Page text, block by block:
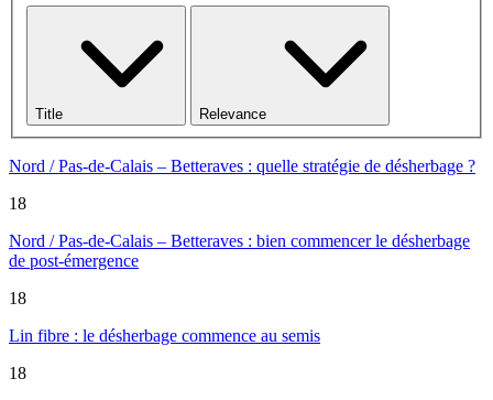
Title Relevance
Nord / Pas-de-Calais – Betteraves : quelle stratégie de désherbage ?
18
Nord / Pas-de-Calais – Betteraves : bien commencer le désherbage
de post-émergence
18
Lin fibre : le désherbage commence au semis
18